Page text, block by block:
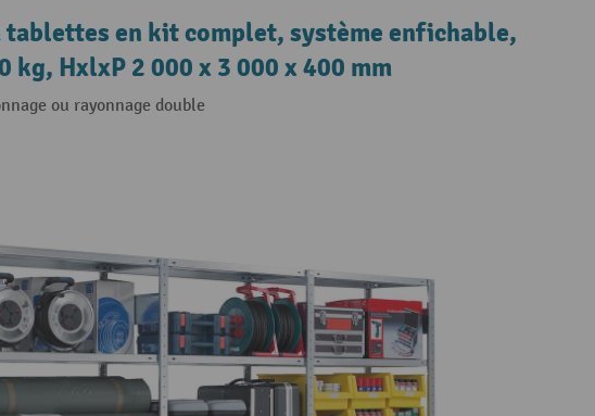
tablettes en kit complet, système enfichable,
HxlxP 2 000 x 3 000 x 400 mm
ou rayonnage double